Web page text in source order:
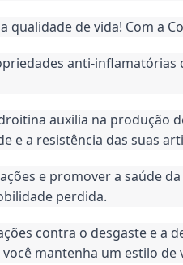
de vida! Com a
anti-
auxilia na produção
e a resistência das suas
e promover a saúde
perdida.
contra o desgaste e a
mantenha um estilo de